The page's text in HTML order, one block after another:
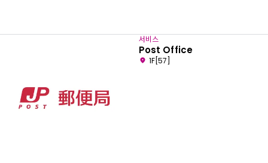
서비스
Post Office
1F[57]